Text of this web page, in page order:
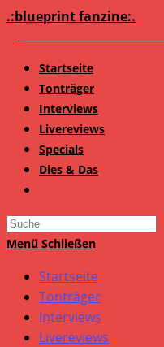
Zum
.:blueprint fanzine:.
Startseite
Tonträger
Interviews
Livereviews
Specials
Dies & Das
Search
this
Menü Schließen
Startseite
Tonträger
Interviews
Livereviews